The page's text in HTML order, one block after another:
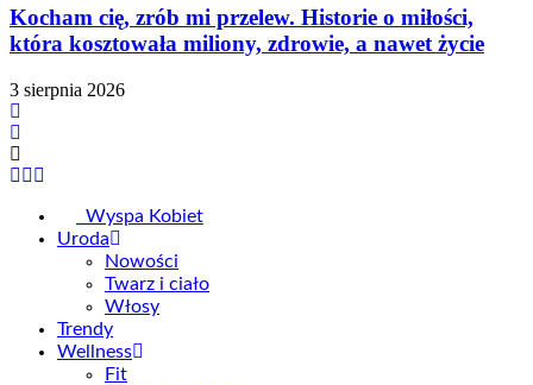
Kocham cię, zrób mi przelew. Historie o miłości,
która kosztowała miliony, zdrowie, a nawet życie
3 sierpnia 2026
Wyspa Kobiet
Uroda
Nowości
Twarz i ciało
Włosy
Trendy
Wellness
Fit